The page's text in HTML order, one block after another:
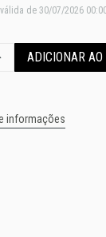
de 30/07/2026
ADICIONAR
informações